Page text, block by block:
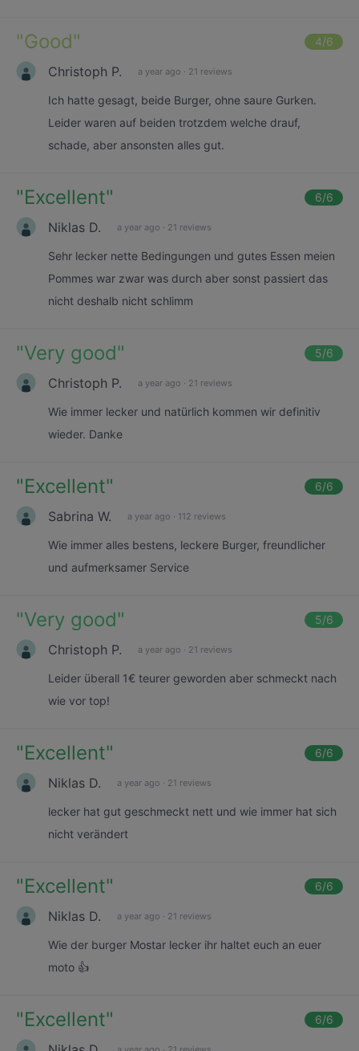
"Good" 4/6
Christoph P. a year ago · 21 reviews
Ich hatte gesagt, beide Burger, ohne saure Gurken.
Leider waren auf beiden trotzdem welche drauf,
schade, aber ansonsten alles gut.
"Excellent" 6/6
Niklas D. a year ago · 21 reviews
Sehr lecker nette Bedingungen und gutes Essen meien
Pommes war zwar was durch aber sonst passiert das
nicht deshalb nicht schlimm
"Very good" 5/6
Christoph P. a year ago · 21 reviews
Wie immer lecker und natürlich kommen wir definitiv
wieder. Danke
"Excellent" 6/6
Sabrina W. a year ago · 112 reviews
Wie immer alles bestens, leckere Burger, freundlicher
und aufmerksamer Service
"Very good" 5/6
Christoph P. a year ago · 21 reviews
Leider überall 1€ teurer geworden aber schmeckt nach
wie vor top!
"Excellent" 6/6
Niklas D. a year ago · 21 reviews
lecker hat gut geschmeckt nett und wie immer hat sich
nicht verändert
"Excellent" 6/6
Niklas D. a year ago · 21 reviews
Wie der burger Mostar lecker ihr haltet euch an euer
moto 👍
"Excellent" 6/6